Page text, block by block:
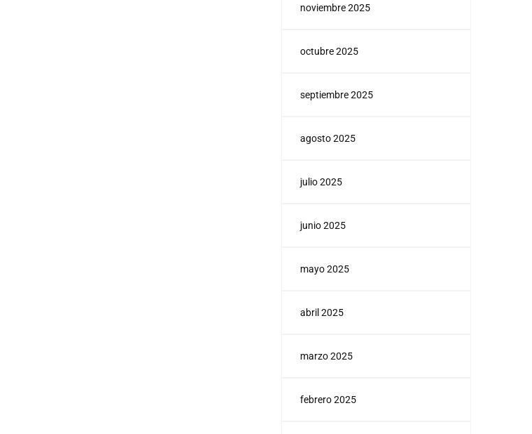
noviembre 2025
octubre 2025
septiembre 2025
agosto 2025
julio 2025
junio 2025
mayo 2025
abril 2025
marzo 2025
febrero 2025